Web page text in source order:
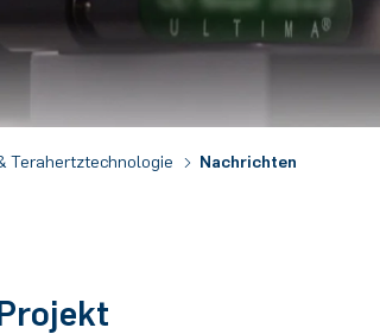
Terahertztechnologie Nachrichten